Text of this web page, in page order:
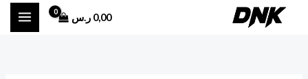
تخطي
0,00 ر.س